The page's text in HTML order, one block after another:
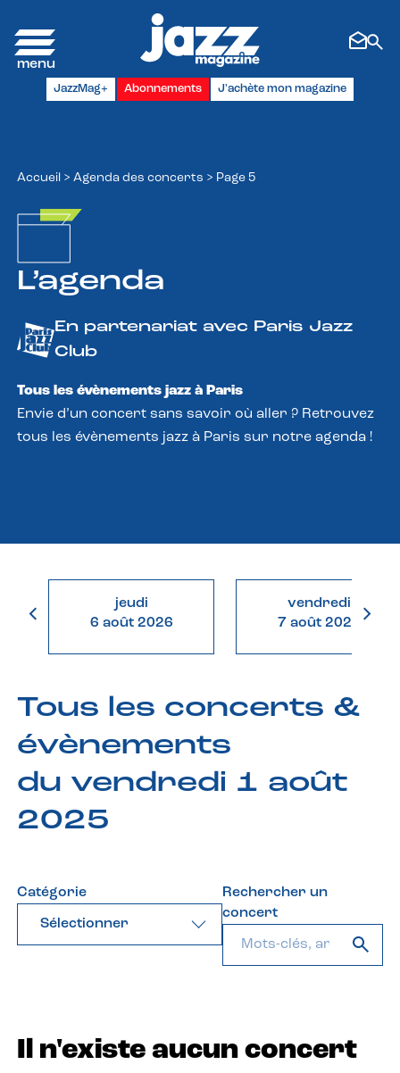
JazzMag+ Abonnements J'achète mon magazine
Accueil > Agenda des concerts > Page 5
L’agenda
En partenariat avec Paris Jazz
Club
Tous les évènements jazz à Paris
Envie d’un concert sans savoir où aller ? Retrouvez
tous les évènements jazz à Paris sur notre agenda !
jeudi
6 août 2026
vendredi
7 août 2026
Tous les concerts &
évènements
du vendredi 1 août
2025
Catégorie
Sélectionner
Rechercher un
concert
Il n'existe aucun concert